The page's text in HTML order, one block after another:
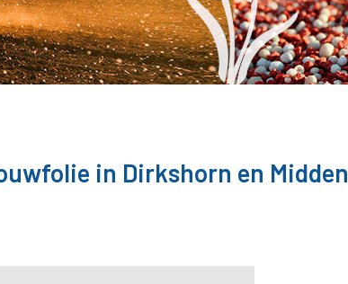
in Dirkshorn en Midden